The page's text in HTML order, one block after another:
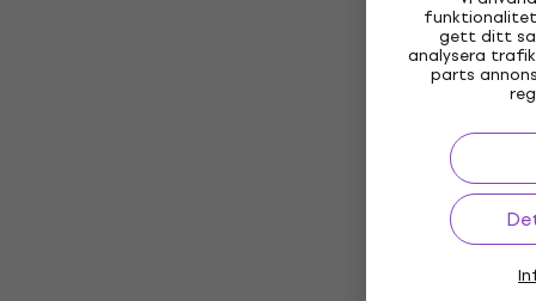
gett ditt
analysera
parts